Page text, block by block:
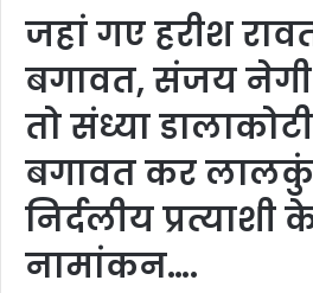
जहां गए हरीश
बगावत, संजय
तो संध्या
बगावत कर
निर्दलीय
नामांकन….